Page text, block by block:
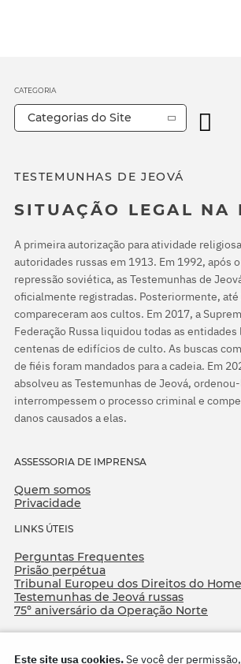
TESTEMUNHAS DE JEOVÁ
SITUAÇÃO LEGAL NA
A primeira autorização para atividade
autoridades russas em 1913. Em 1992, após
repressão soviética, as Testemunhas de
oficialmente registradas. Posteriormente, até
compareceram aos cultos. Em 2017, a
Federação Russa liquidou todas as
centenas de edifícios de culto. As buscas
de fiéis foram mandados para a cadeia. Em
absolveu as Testemunhas de Jeová,
interrompessem o processo criminal e
danos causados a elas.
ASSESSORIA DE IMPRENSA
Quem somos
Privacidade
LINKS ÚTEIS
Perguntas Frequentes
Prisão perpétua
Tribunal Europeu dos Direitos do
Testemunhas de Jeová russas
75º aniversário da Operação Norte
CATEGORIA
Categorias do Site
Este site usa cookies.Se você der